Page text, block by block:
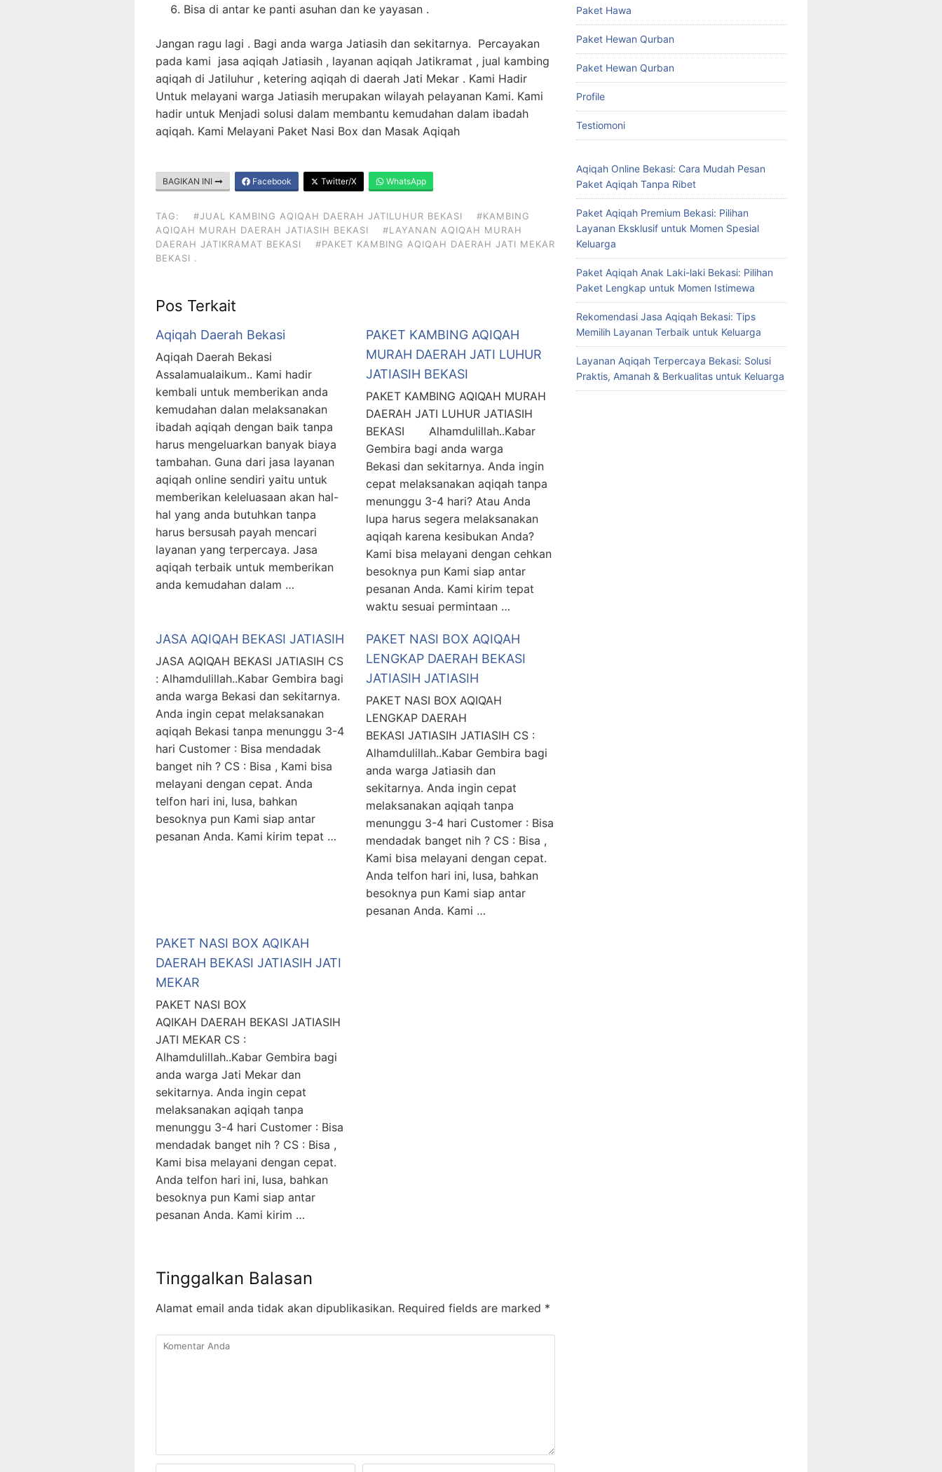
Bisa di antar ke panti asuhan dan ke yayasan .
Jangan ragu lagi . Bagi anda warga Jatiasih dan sekitarnya. Percayakan
pada kami jasa aqiqah Jatiasih , layanan aqiqah Jatikramat , jual kambing
aqiqah di Jatiluhur , ketering aqiqah di daerah Jati Mekar . Kami Hadir
Untuk melayani warga Jatiasih merupakan wilayah pelayanan Kami. Kami
hadir untuk Menjadi solusi dalam membantu kemudahan dalam ibadah
aqiqah. Kami Melayani Paket Nasi Box dan Masak Aqiqah
BAGIKAN INI Facebook Twitter/X WhatsApp
TAG: #JUAL KAMBING AQIQAH DAERAH JATILUHUR BEKASI
#KAMBING
AQIQAH MURAH DAERAH JATIASIH BEKASI
#LAYANAN AQIQAH MURAH
DAERAH JATIKRAMAT BEKASI
#PAKET KAMBING AQIQAH DAERAH JATI MEKAR
BEKASI .
Pos Terkait
Aqiqah Daerah Bekasi
Aqiqah Daerah Bekasi
Assalamualaikum.. Kami hadir
kembali untuk memberikan anda
kemudahan dalan melaksanakan
ibadah aqiqah dengan baik tanpa
harus mengeluarkan banyak biaya
tambahan. Guna dari jasa layanan
aqiqah online sendiri yaitu untuk
memberikan keleluasaan akan hal-
hal yang anda butuhkan tanpa
harus bersusah payah mencari
layanan yang terpercaya. Jasa
aqiqah terbaik untuk memberikan
anda kemudahan dalam …
PAKET KAMBING AQIQAH
MURAH DAERAH JATI LUHUR
JATIASIH BEKASI
PAKET KAMBING AQIQAH MURAH
DAERAH JATI LUHUR JATIASIH
BEKASI Alhamdulillah..Kabar
Gembira bagi anda warga
Bekasi dan sekitarnya. Anda ingin
cepat melaksanakan aqiqah tanpa
menunggu 3-4 hari? Atau Anda
lupa harus segera melaksanakan
aqiqah karena kesibukan Anda?
Kami bisa melayani dengan cehkan
besoknya pun Kami siap antar
pesanan Anda. Kami kirim tepat
waktu sesuai permintaan …
JASA AQIQAH BEKASI JATIASIH
JASA AQIQAH BEKASI JATIASIH CS
: Alhamdulillah..Kabar Gembira bagi
anda warga Bekasi dan sekitarnya.
Anda ingin cepat melaksanakan
aqiqah Bekasi tanpa menunggu 3-4
hari Customer : Bisa mendadak
banget nih ? CS : Bisa , Kami bisa
melayani dengan cepat. Anda
telfon hari ini, lusa, bahkan
besoknya pun Kami siap antar
pesanan Anda. Kami kirim tepat …
PAKET NASI BOX AQIQAH
LENGKAP DAERAH BEKASI
JATIASIH JATIASIH
PAKET NASI BOX AQIQAH
LENGKAP DAERAH
BEKASI JATIASIH JATIASIH CS :
Alhamdulillah..Kabar Gembira bagi
anda warga Jatiasih dan
sekitarnya. Anda ingin cepat
melaksanakan aqiqah tanpa
menunggu 3-4 hari Customer : Bisa
mendadak banget nih ? CS : Bisa ,
Kami bisa melayani dengan cepat.
Anda telfon hari ini, lusa, bahkan
besoknya pun Kami siap antar
pesanan Anda. Kami …
PAKET NASI BOX AQIKAH
DAERAH BEKASI JATIASIH JATI
MEKAR
PAKET NASI BOX
AQIKAH DAERAH BEKASI JATIASIH
JATI MEKAR CS :
Alhamdulillah..Kabar Gembira bagi
anda warga Jati Mekar dan
sekitarnya. Anda ingin cepat
melaksanakan aqiqah tanpa
menunggu 3-4 hari Customer : Bisa
mendadak banget nih ? CS : Bisa ,
Kami bisa melayani dengan cepat.
Anda telfon hari ini, lusa, bahkan
besoknya pun Kami siap antar
pesanan Anda. Kami kirim …
Tinggalkan Balasan
Alamat email anda tidak akan dipublikasikan. Required fields are marked *
Paket Hawa
Paket Hewan Qurban
Paket Hewan Qurban
Profile
Testiomoni
Aqiqah Online Bekasi: Cara Mudah Pesan
Paket Aqiqah Tanpa Ribet
Paket Aqiqah Premium Bekasi: Pilihan
Layanan Eksklusif untuk Momen Spesial
Keluarga
Paket Aqiqah Anak Laki-laki Bekasi: Pilihan
Paket Lengkap untuk Momen Istimewa
Rekomendasi Jasa Aqiqah Bekasi: Tips
Memilih Layanan Terbaik untuk Keluarga
Layanan Aqiqah Terpercaya Bekasi: Solusi
Praktis, Amanah & Berkualitas untuk Keluarga